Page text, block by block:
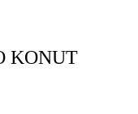
KONUT